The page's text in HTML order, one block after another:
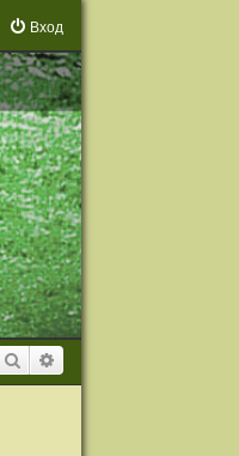
Вход
Поиск